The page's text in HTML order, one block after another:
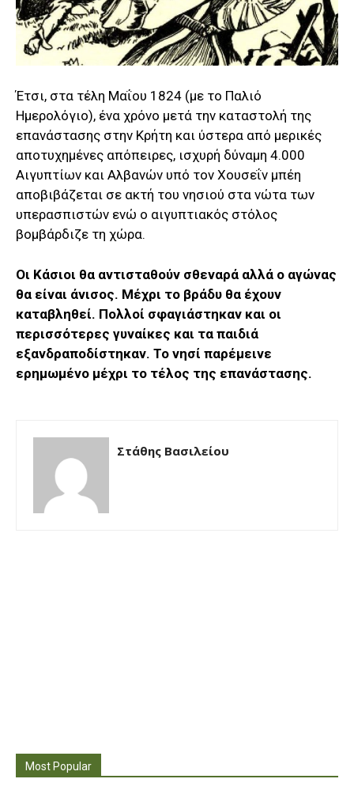
Έτσι, στα τέλη Μαΐου 1824 (με το Παλιό
Ημερολόγιο), ένα χρόνο μετά την καταστολή της
επανάστασης στην Κρήτη και ύστερα από μερικές
αποτυχημένες απόπειρες, ισχυρή δύναμη 4.000
Αιγυπτίων και Αλβανών υπό τον Χουσεΐν μπέη
αποβιβάζεται σε ακτή του νησιού στα νώτα των
υπερασπιστών ενώ ο αιγυπτιακός στόλος
βομβάρδιζε τη χώρα.
Οι Κάσιοι θα αντισταθούν σθεναρά αλλά ο αγώνας
θα είναι άνισος. Μέχρι το βράδυ θα έχουν
καταβληθεί. Πολλοί σφαγιάστηκαν και οι
περισσότερες γυναίκες και τα παιδιά
εξανδραποδίστηκαν. Το νησί παρέμεινε
ερημωμένο μέχρι το τέλος της επανάστασης.
Στάθης Βασιλείου
Most Popular